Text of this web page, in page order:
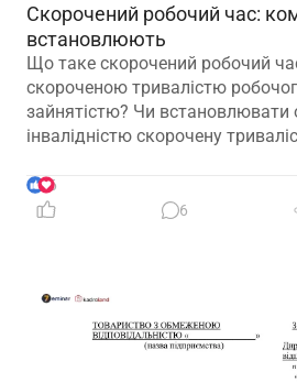
Скорочений робочий час:
встановлюють
Що таке скорочений робочий
скороченою тривалістю
зайнятістю? Чи встановлювати
інвалідністю скорочену
передбачено встановлення
часу? І особливо актуальне
6
6